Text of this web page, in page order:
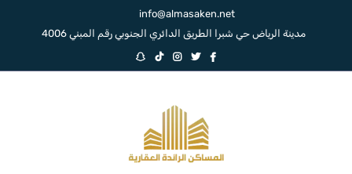
info@almasaken.net
مدينة الرياض حي شبرا الطريق الدائري الجنوبي رقم المبني 4006